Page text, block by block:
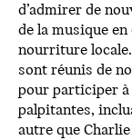
d’admirer de
de la musique
nourriture
sont réunis de
pour participer à
palpitantes,
autre que